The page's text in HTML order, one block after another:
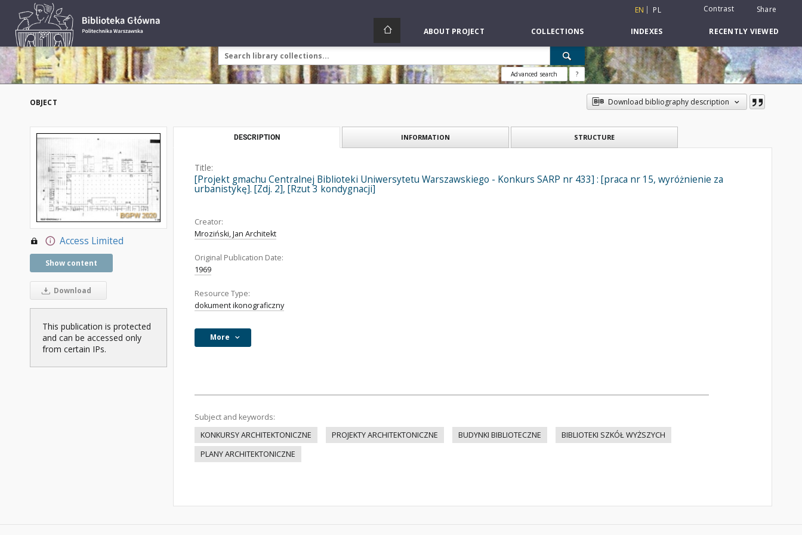
EN PL Contrast Share
ABOUT PROJECT COLLECTIONS INDEXES RECENTLY VIEWED
Advanced search ?
OBJECT Download bibliography description
Access Limited
Show content
Download
This publication is protected
and can be accessed only
from certain IPs.
DESCRIPTION INFORMATION STRUCTURE
Title:
[Projekt gmachu Centralnej Biblioteki Uniwersytetu Warszawskiego - Konkurs SARP nr 433] : [praca nr 15, wyróżnienie za
urbanistykę]. [Zdj. 2], [Rzut 3 kondygnacji]
Creator:
Mroziński, Jan Architekt
Original Publication Date:
1969
Resource Type:
dokument ikonograficzny
More
Subject and keywords:
KONKURSY ARCHITEKTONICZNE
PROJEKTY ARCHITEKTONICZNE BUDYNKI BIBLIOTECZNE
BIBLIOTEKI SZKÓŁ WYŻSZYCH
PLANY ARCHITEKTONICZNE